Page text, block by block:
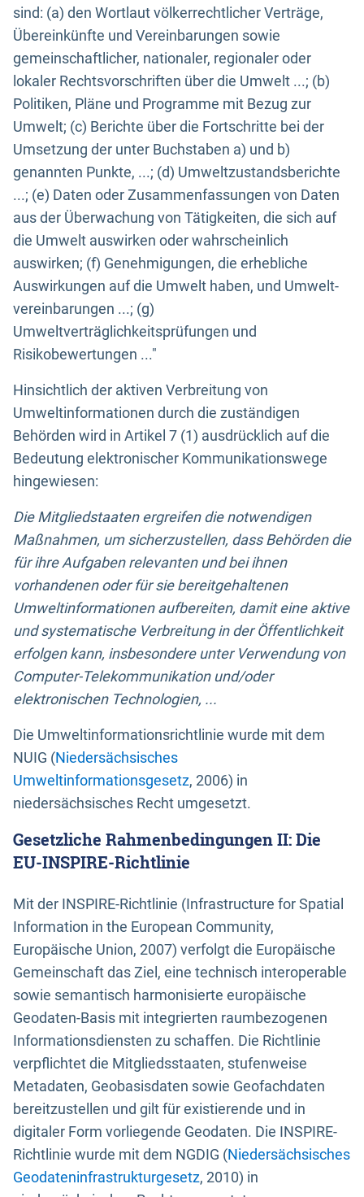
sind: (a) den Wortlaut völkerrechtlicher Verträge,
Übereinkünfte und Vereinbarungen sowie
gemeinschaftlicher, nationaler, regionaler oder
lokaler Rechtsvorschriften über die Umwelt ...; (b)
Politiken, Pläne und Programme mit Bezug zur
Umwelt; (c) Berichte über die Fortschritte bei der
Umsetzung der unter Buchstaben a) und b)
genannten Punkte, ...; (d) Umweltzustandsberichte
...; (e) Daten oder Zusammenfassungen von Daten
aus der Überwachung von Tätigkeiten, die sich auf
die Umwelt auswirken oder wahrscheinlich
auswirken; (f) Genehmigungen, die erhebliche
Auswirkungen auf die Umwelt haben, und Umwelt-
vereinbarungen ...; (g)
Umweltverträglichkeitsprüfungen und
Risikobewertungen ..."
Hinsichtlich der aktiven Verbreitung von
Umweltinformationen durch die zuständigen
Behörden wird in Artikel 7 (1) ausdrücklich auf die
Bedeutung elektronischer Kommunikationswege
hingewiesen:
Die Mitgliedstaaten ergreifen die notwendigen
Maßnahmen, um sicherzustellen, dass Behörden die
für ihre Aufgaben relevanten und bei ihnen
vorhandenen oder für sie bereitgehaltenen
Umweltinformationen aufbereiten, damit eine aktive
und systematische Verbreitung in der Öffentlichkeit
erfolgen kann, insbesondere unter Verwendung von
Computer-Telekommunikation und/oder
elektronischen Technologien, ...
Die Umweltinformationsrichtlinie wurde mit dem
NUIG (Niedersächsisches
Umweltinformationsgesetz, 2006) in
niedersächsisches Recht umgesetzt.
Gesetzliche Rahmenbedingungen II: Die
EU-INSPIRE-Richtlinie
Mit der INSPIRE-Richtlinie (Infrastructure for Spatial
Information in the European Community,
Europäische Union, 2007) verfolgt die Europäische
Gemeinschaft das Ziel, eine technisch interoperable
sowie semantisch harmonisierte europäische
Geodaten-Basis mit integrierten raumbezogenen
Informationsdiensten zu schaffen. Die Richtlinie
verpflichtet die Mitgliedsstaaten, stufenweise
Metadaten, Geobasisdaten sowie Geofachdaten
bereitzustellen und gilt für existierende und in
digitaler Form vorliegende Geodaten. Die INSPIRE-
Richtlinie wurde mit dem NGDIG (Niedersächsisches
Geodateninfrastrukturgesetz, 2010) in